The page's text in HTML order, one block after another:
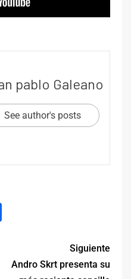
pablo Galeano
See author's posts
Siguiente
Andro Skrt presenta su